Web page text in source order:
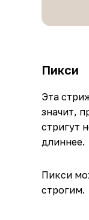
Пикси
Эта
значит,
стригут
длиннее.
Пикси
строгим.